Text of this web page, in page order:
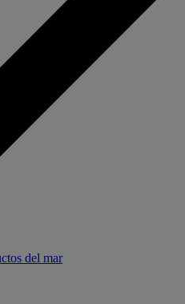
del mar